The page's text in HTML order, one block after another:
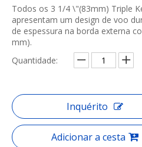
Todos os 3 1/4 \"(83mm) Triple
apresentam um design de voo
de espessura na borda externa
mm).
Quantidade:
Inquérito
Adicionar a cesta